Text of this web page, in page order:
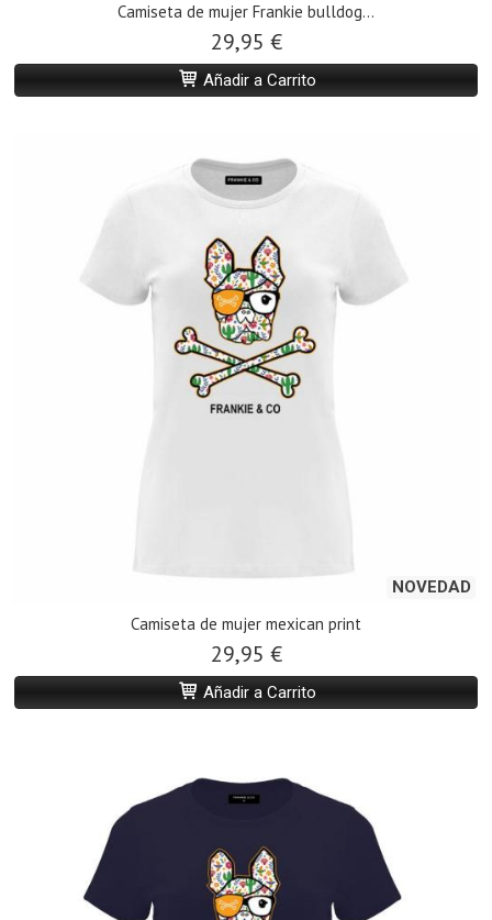
Camiseta de mujer Frankie bulldog...
29,95 €
Añadir a Carrito
NOVEDAD
Camiseta de mujer mexican print
29,95 €
Añadir a Carrito